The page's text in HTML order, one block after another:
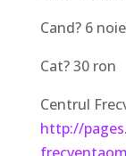
Cand? 6
Cat? 30 ron
Centrul
http://